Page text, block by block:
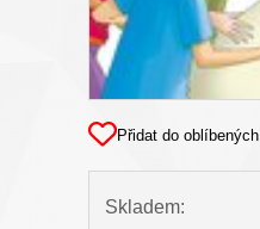
Přidat do oblíbených
Skladem: